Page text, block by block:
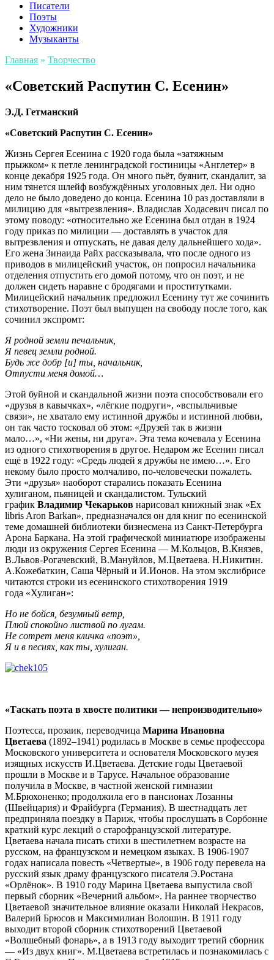
Писатели
Поэты
Художники
Музыканты
Главная » Творчество
«Советский Распутин С. Есенин»
Э.Д. Гетманский
«Советский Распутин С. Есенин»
Жизнь Сергея Есенина с 1920 года была «затяжным
прыжком» к петле ленинградской гостиницы «Англетер» в
конце декабря 1925 года. Он много пьёт, буянит, скандалит, за
ним тянется шлейф возбуждённых уголовных дел. Ни одно
дело не было доведено до конца. Есенина 10 раз доставляли в
милицию для «вытрезвления». Владислав Ходасевич писал по
этому поводу: «относительно же Есенина был отдан в 1924
году приказ по милиции — доставлять в участок для
вытрезвления и отпускать, не давая делу дальнейшего хода».
Его жена Зинаида Райх рассказывала, что после одного из
приводов в милицейский участок, он попросил начальника
отделения отпустить его домой потому, что он поэт, и не
должен сидеть наравне с бродягами и проститутками.
Милицейский начальник предложил Есенину тут же сочинить
стихотворение. Поэт был выпущен на свободу после того, как
сочинил экспромт:
Я родной земли печальник,
Я певец земли родной.
Будь же добр [и] ты, начальник,
Отпусти меня домой…
Этой буйной и скандальной жизни поэта способствовали его
«друзья в кавычках», «лёгкие подруги», «вспыльчивые
связи», не хватало ему истинной дружбы и истинной любви,
он так часто тосковал об этом: «Друзей так в жизни
мало…», «Ни жены, ни друга». Эта тема кочевала у Есенина
из одного стихотворения в другое. Недаром же Есенин писал
ещё в 1922 году: «Средь людей я дружбы не имею…». Его
некому было просто молчаливо, по-человечески пожалеть.
Эти «друзья» наоборот старались показать Есенина
хулиганом, пьяницей и скандалистом. Тульский
график Владимир Чекарьков нарисовал книжный знак «Ex
libris Aron Barkan», предназначался он для книг по есенинской
теме домашней библиотеки бизнесмена из Санкт-Петербурга
Арона Баркана. На этой графической миниатюре изображены
люди из окружения Сергея Есенина — М.Кольцов, В.Князев,
В.Львов-Рогачевский, В.Мануйлов, М.Цветаева. Н.Никитин.
А.Кожебаткин, Саша Чёрный и И.Ионов. На этом экслибрисе
читаются строки из есенинского стихотворения 1919
года «Хулиган»:
Но не бойся, безумный ветр,
Плюй спокойно листвой по лугам.
Не сотрет меня кличка «поэт»,
Я и в песнях, как ты, хулиган.
«Таскать поэта в хвосте политики — непроизводительно»
Поэтесса, прозаик, переводчица Марина Ивановна
Цветаева (1892–1941) родилась в Москве в семье профессора
Московского университета и основателя Московского музея
изящных искусств И.Цветаева. Детские годы Цветаевой
прошли в Москве и в Тарусе. Начальное образование
получила в Москве, в частной женской гимназии
М.Брюхоненко; продолжила его в пансионах Лозанны
(Швейцария) и Фрайбурга (Германия). В шестнадцать лет
предприняла поездку в Париж, чтобы прослушать в Сорбонне
краткий курс лекций о старофранцузской литературе.
Цветаева начала писать стихи в шестилетнем возрасте на
русском, на французском и немецком языках. В 1906-1907
годах написала повесть «Четвертые», в 1906 году перевела на
русский язык драму французского писателя Э.Ростана
«Орлёнок». В 1910 году Марина Цветаева выпустила свой
первый сборник «Вечерний альбом». На раннее творчество
Цветаевой значительное влияние оказали Николай Некрасов,
Валерий Брюсов и Максимилиан Волошин. В 1911 году
выходит второй сборник стихотворений Цветаевой
«Волшебный фонарь», а в 1913 году выходит третий сборник
— «Из двух книг». М.Цветаева встретилась и познакомилась с